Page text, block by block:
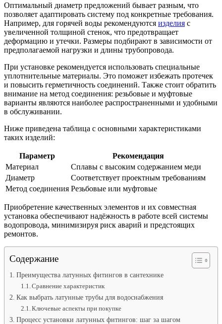
Оптимальный диаметр предложений бывает разным, что
позволяет адаптировать систему под конкретные требования.
Например, для горячей воды рекомендуются изделия с
увеличенной толщиной стенок, что предотвращает
деформацию и утечки. Размеры подбирают в зависимости от
предполагаемой нагрузки и длины трубопровода.
При установке рекомендуется использовать специальные
уплотнительные материалы. Это поможет избежать протечек
и повысить герметичность соединений. Также стоит обратить
внимание на метод соединения: резьбовые и муфтовые
варианты являются наиболее распространенными и удобными
в обслуживании.
Ниже приведена таблица с основными характеристиками
таких изделий:
Параметр
Рекомендация
Материал
Сплавы с высоким содержанием меди
Диаметр
Соответствует проектным требованиям
Метод соединения Резьбовые или муфтовые
Приобретение качественных элементов и их совместная
установка обеспечивают надёжность в работе всей системы
водопровода, минимизируя риск аварий и предстоящих
ремонтов.
Содержание
Преимущества латунных фитингов в сантехнике
Сравнение характеристик
Как выбрать латунные трубы для водоснабжения
Ключевые аспекты при покупке
Процесс установки латунных фитингов: шаг за шагом